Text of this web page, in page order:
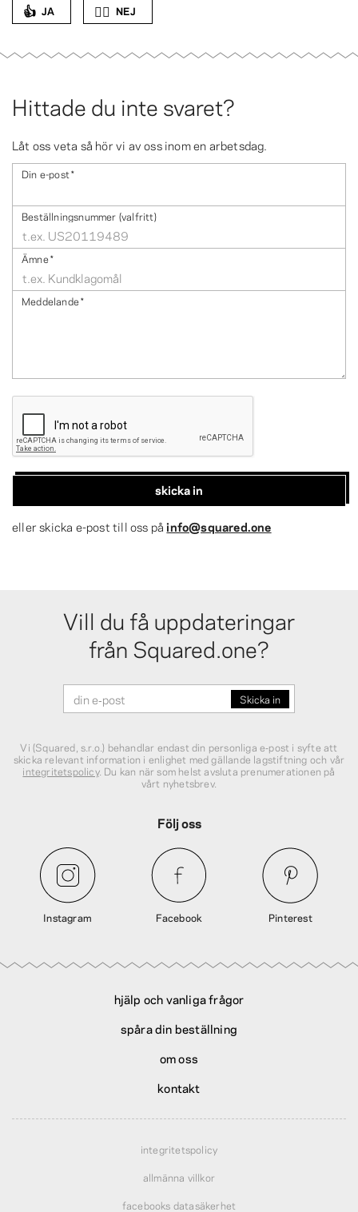
👍 JA 👎🏻 NEJ
Hittade du inte svaret?
Låt oss veta så hör vi av oss inom en arbetsdag.
Din e-post*
Beställningsnummer (valfritt)
Ämne*
Meddelande*
skicka in
eller skicka e-post till oss påinfo@squared.one
Vill du få uppdateringar
från Squared.one?
Vi (Squared, s.r.o.) behandlar endast din personliga e‑post i syfte att
skicka relevant information i enlighet med gällande lagstiftning och vår
integritetspolicy. Du kan när som helst avsluta prenumerationen på
vårt nyhetsbrev.
Följ oss
Instagram Facebook Pinterest
hjälp och vanliga frågor
spåra din beställning
om oss
kontakt
integritetspolicy
allmänna villkor
facebooks datasäkerhet